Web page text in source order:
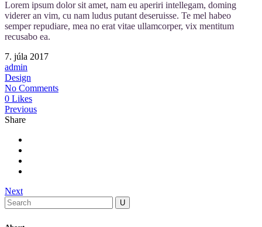
Lorem ipsum dolor sit amet, nam eu aperiri intellegam, doming
viderer an vim, cu nam ludus putant deseruisse. Te mel habeo
semper repudiare, mea no erat vitae ullamcorper, vix mentitum
recusabo ea.
7. júla 2017
admin
Design
No Comments
0 Likes
Previous
Share
Next